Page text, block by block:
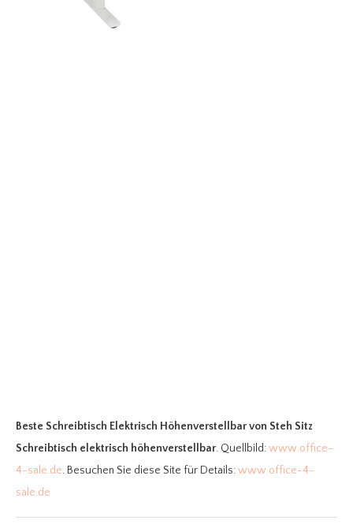
Beste Schreibtisch Elektrisch Höhenverstellbarvon Steh Sitz
Schreibtisch elektrisch höhenverstellbar. Quellbild:www.office-
4-sale.de. Besuchen Sie diese Site für Details:www.office-4-
sale.de